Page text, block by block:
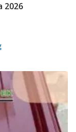
2026